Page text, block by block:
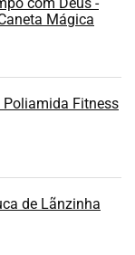
Mágica
Fitness
de Lãnzinha